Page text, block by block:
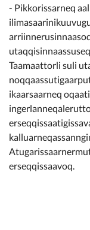
- Pikkorissarneq
Taamaattorli suli
ikaarsaarneq
erseqqissaavoq.